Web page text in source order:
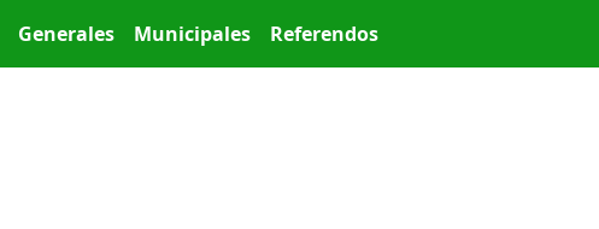
Generales Municipales Referendos